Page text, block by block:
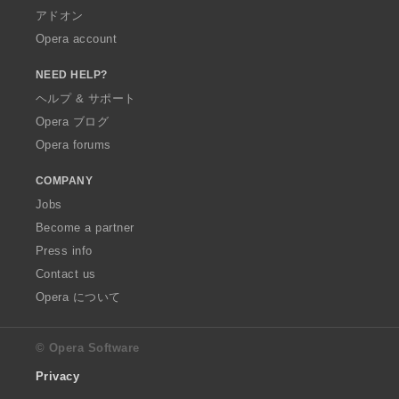
アドオン
Opera account
NEED HELP?
ヘルプ & サポート
Opera ブログ
Opera forums
COMPANY
Jobs
Become a partner
Press info
Contact us
Opera について
© Opera Software
Privacy